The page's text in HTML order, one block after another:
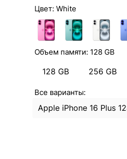
Цвет: White
Объем памяти: 128 GB
128 GB 256 GB
Все варианты: